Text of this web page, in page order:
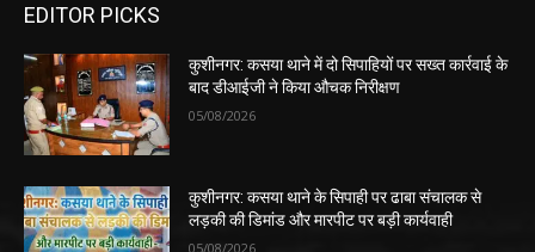
EDITOR PICKS
कुशीनगर: कसया थाने में दो सिपाहियों पर सख्त कार्रवाई के
बाद डीआईजी ने किया औचक निरीक्षण
05/08/2026
कुशीनगर: कसया थाने के सिपाही पर ढाबा संचालक से
लड़की की डिमांड और मारपीट पर बड़ी कार्यवाही
05/08/2026